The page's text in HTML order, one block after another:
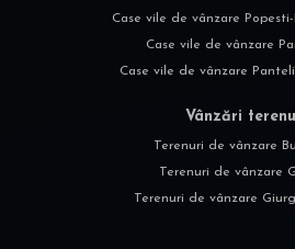
Case vile de vânzare
Case vile de vânzare
Case vile de vânzare
Vânzări
Terenuri de vânzare
Terenuri de vânzare
Terenuri de vânzare